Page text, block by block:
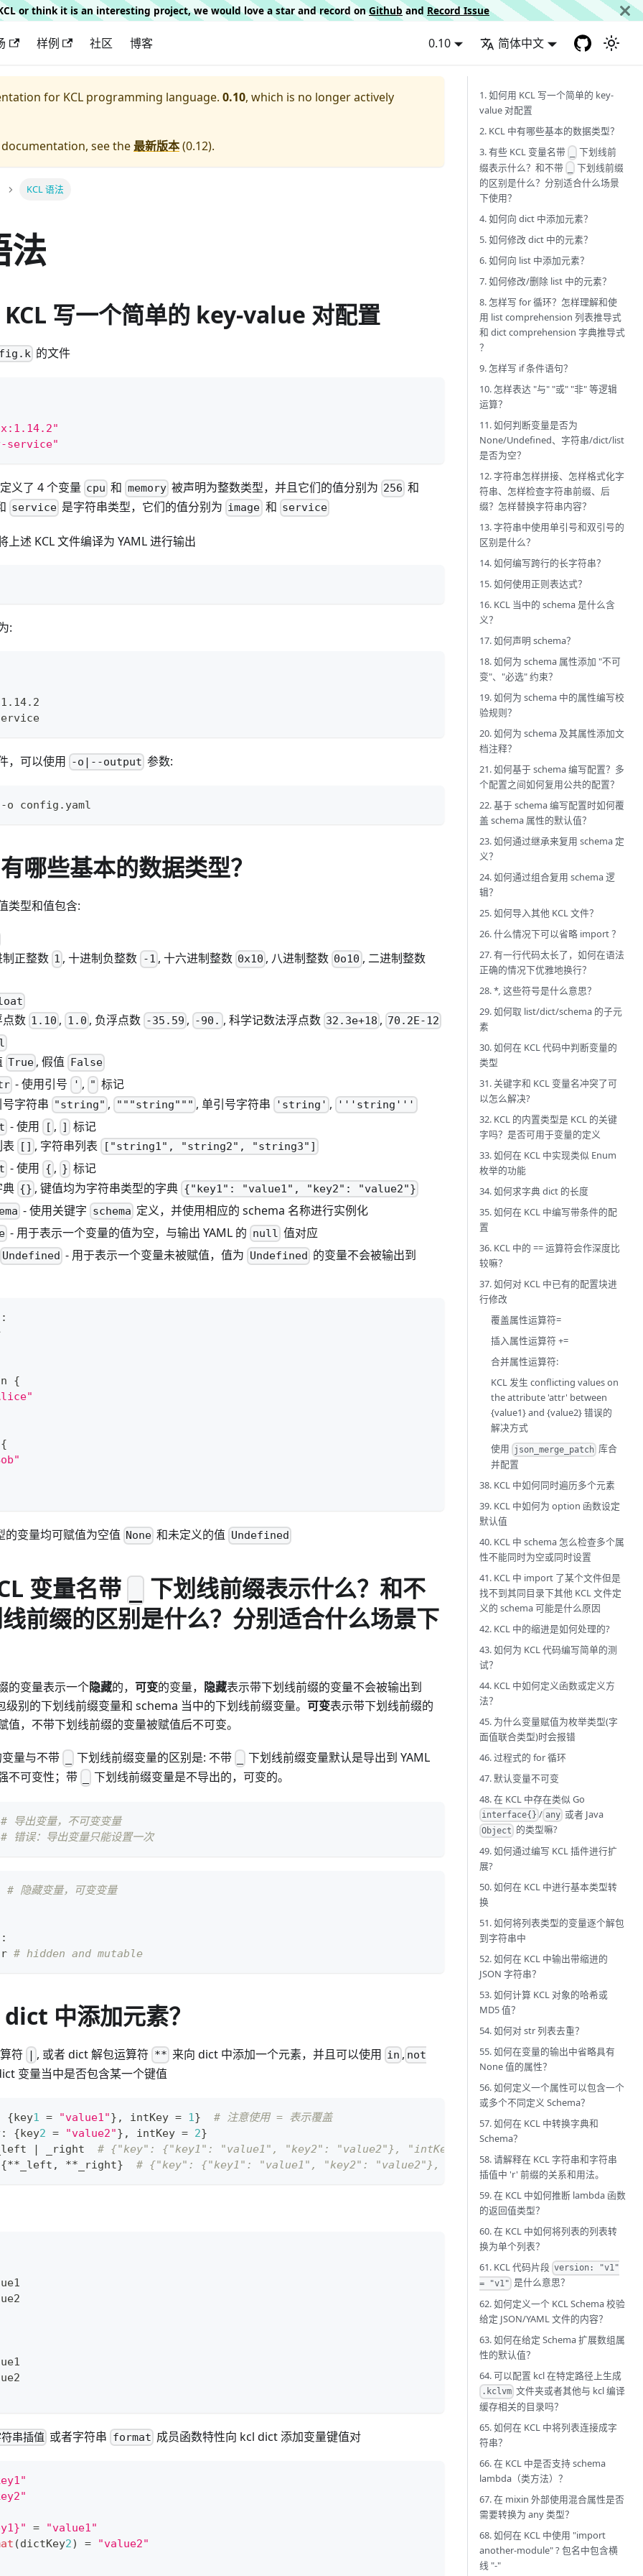
or think it is an interesting project, we would love a star and record onGithub and Record Issue
样例 社区 博客 0.10 简体中文
for KCL programming language. 0.10, which is no longer actively
see the最新版本(0.12).
KCL 语法
法
写一个简单的 key-value 对配置
的文件
service"
义了 4 个变量 cpu 和 memory被声明为整数类型，并且它们的值分别为 256 和
service 是字符串类型，它们的值分别为 image和 service
上述 KCL 文件编译为 YAML 进行输出
:
1.14.2
，可以使用 -o|--output 参数:
config.yaml
哪些基本的数据类型？
类型和值包含:
正整数 1 , 十进制负整数 -1 , 十六进制整数 0x10 , 八进制整数 0o10 , 二进制整数
点数 1.10 , 1.0 , 负浮点数 -35.59 , -90. , 科学记数法浮点数 32.3e+18 , 70.2E-12
True , 假值 False
- 使用引号 ' , " 标记
字符串 "string" , """string""" , 单引号字符串 'string' , '''string'''
- 使用 [ , ] 标记
[] , 字符串列表
["string1", "string2", "string3"]
- 使用 { , } 标记
典 {} , 键值均为字符串类型的字典 {"key1": "value1", "key2": "value2"}
- 使用关键字 schema 定义，并使用相应的 schema 名称进行实例化
- 用于表示一个变量的值为空，与输出 YAML 的 null 值对应
Undefined - 用于表示一个变量未被赋值，值为 Undefined 的变量不会被输出到
:
{
{
的变量均可赋值为空值 None 和未定义的值 Undefined
变量名带
下划线前缀表示什么？和不
前缀的区别是什么？分别适合什么场景下
的变量表示一个隐藏的， 可变的变量， 隐藏表示带下划线前缀的变量不会被输出到
级别的下划线前缀变量和 schema 当中的下划线前缀变量。 可变表示带下划线前缀的
值，不带下划线前缀的变量被赋值后不可变。
量与不带 下划线前缀变量的区别是: 不带
下划线前缀变量默认是导出到 YAML
不可变性；带
下划线前缀变量是不导出的，可变的。
# 导出变量，不可变变量
# 错误：导出变量只能设置一次
# 隐藏变量，可变变量
:
# hidden and mutable
中添加元素？
符 | , 或者 dict 解包运算符 ** 来向 dict 中添加一个元素，并且可以使用 in , not
变量当中是否包含某一个键值
{key1 = "value1"} , intKey = 1}
# 注意使用 = 表示覆盖
: {key2 = "value2"} , intKey = 2}
| _right # {"key": {"key1": "value1", "key2": "value2"}, "intKey": 2}
{** _left , ** _right} # {"key": {"key1": "value1", "key2": "value2"}, "intKey": 2}
串插值 或者字符串 format 成员函数特性向 kcl dict 添加变量键值对
=
"value1"
(dictKey2) = "value2"
1. 如何用 KCL 写一个简单的 key-
value 对配置
2. KCL 中有哪些基本的数据类型？
3. 有些 KCL 变量名带
下划线前
缀表示什么？和不带
下划线前缀
的区别是什么？分别适合什么场景
下使用？
4. 如何向 dict 中添加元素？
5. 如何修改 dict 中的元素？
6. 如何向 list 中添加元素？
7. 如何修改/删除 list 中的元素？
8. 怎样写 for 循环？怎样理解和使
用 list comprehension 列表推导式
和 dict comprehension 字典推导式
？
9. 怎样写 if 条件语句？
10. 怎样表达 "与" "或" "非" 等逻辑
运算？
11. 如何判断变量是否为
None/Undefined、字符串/dict/list
是否为空？
12. 字符串怎样拼接、怎样格式化字
符串、怎样检查字符串前缀、后
缀？怎样替换字符串内容？
13. 字符串中使用单引号和双引号的
区别是什么？
14. 如何编写跨行的长字符串？
15. 如何使用正则表达式？
16. KCL 当中的 schema 是什么含
义？
17. 如何声明 schema？
18. 如何为 schema 属性添加 "不可
变"、"必选" 约束？
19. 如何为 schema 中的属性编写校
验规则？
20. 如何为 schema 及其属性添加文
档注释？
21. 如何基于 schema 编写配置？多
个配置之间如何复用公共的配置？
22. 基于 schema 编写配置时如何覆
盖 schema 属性的默认值？
23. 如何通过继承来复用 schema 定
义？
24. 如何通过组合复用 schema 逻
辑？
25. 如何导入其他 KCL 文件？
26. 什么情况下可以省略 import ？
27. 有一行代码太长了，如何在语法
正确的情况下优雅地换行？
28. *, 这些符号是什么意思？
29. 如何取 list/dict/schema 的子元
素
30. 如何在 KCL 代码中判断变量的
类型
31. 关键字和 KCL 变量名冲突了可
以怎么解决?
32. KCL 的内置类型是 KCL 的关键
字吗？是否可用于变量的定义
33. 如何在 KCL 中实现类似 Enum
枚举的功能
34. 如何求字典 dict 的长度
35. 如何在 KCL 中编写带条件的配
置
36. KCL 中的 == 运算符会作深度比
较嘛？
37. 如何对 KCL 中已有的配置块进
行修改
覆盖属性运算符=
插入属性运算符 +=
合并属性运算符:
KCL 发生 conflicting values on
the attribute 'attr' between
{value1} and {value2} 错误的
解决方式
使用 json_merge_patch 库合
并配置
38. KCL 中如何同时遍历多个元素
39. KCL 中如何为 option 函数设定
默认值
40. KCL 中 schema 怎么检查多个属
性不能同时为空或同时设置
41. KCL 中 import 了某个文件但是
找不到其同目录下其他 KCL 文件定
义的 schema 可能是什么原因
42. KCL 中的缩进是如何处理的?
43. 如何为 KCL 代码编写简单的测
试？
44. KCL 中如何定义函数或定义方
法？
45. 为什么变量赋值为枚举类型(字
面值联合类型)时会报错
46. 过程式的 for 循环
47. 默认变量不可变
48. 在 KCL 中存在类似 Go
interface{} / any 或者 Java
Object 的类型嘛?
49. 如何通过编写 KCL 插件进行扩
展?
50. 如何在 KCL 中进行基本类型转
换
51. 如何将列表类型的变量逐个解包
到字符串中
52. 如何在 KCL 中输出带缩进的
JSON 字符串？
53. 如何计算 KCL 对象的哈希或
MD5 值？
54. 如何对 str 列表去重？
55. 如何在变量的输出中省略具有
None 值的属性？
56. 如何定义一个属性可以包含一个
或多个不同定义 Schema？
57. 如何在 KCL 中转换字典和
Schema？
58. 请解释在 KCL 字符串和字符串
插值中 'r' 前缀的关系和用法。
59. 在 KCL 中如何推断 lambda 函数
的返回值类型？
60. 在 KCL 中如何将列表的列表转
换为单个列表？
61. KCL 代码片段 version: "v1"
= "v1" 是什么意思？
62. 如何定义一个 KCL Schema 校验
给定 JSON/YAML 文件的内容？
63. 如何在给定 Schema 扩展数组属
性的默认值？
64. 可以配置 kcl 在特定路径上生成
.kclvm 文件夹或者其他与 kcl 编译
缓存相关的目录吗？
65. 如何在 KCL 中将列表连接成字
符串？
66. 在 KCL 中是否支持 schema
lambda（类方法）？
67. 在 mixin 外部使用混合属性是否
需要转换为 any 类型？
68. 如何在 KCL 中使用 "import
another-module" ? 包名中包含横
线 "-"